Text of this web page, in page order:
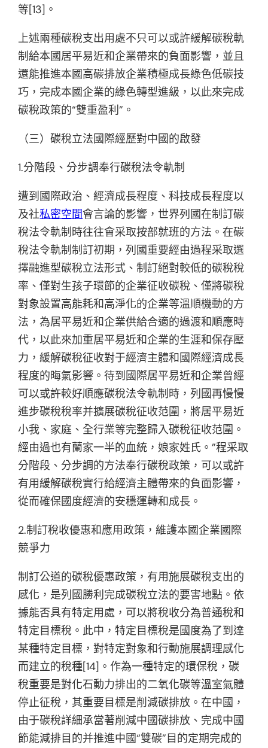
等[13]。
上述兩種碳稅支出用處不只可以或許緩解碳稅軌
制給本國居平易近和企業帶來的負面影響，並且
還能推進本國高碳排放企業積極成長綠色低碳技
巧，完成本國企業的綠色轉型進級，以此來完成
碳稅政策的“雙重盈利”。
（三）碳稅立法國際經歷對中國的啟發
1.分階段、分步調奉行碳稅法令軌制
遭到國際政治、經濟成長程度、科技成長程度以
及社私密空間會言論的影響，世界列國在制訂碳
稅法令軌制時往往會采取按部就班的方法。在碳
稅法令軌制制訂初期，列國重要經由過程采取選
擇融進型碳稅立法形式、制訂絕對較低的碳稅稅
率、僅對生孩子環節的企業征收碳稅、僅將碳稅
對象設置高能耗和高淨化的企業等溫順機動的方
法，為居平易近和企業供給合適的過渡和順應時
代，以此來加重居平易近和企業的生涯和保存壓
力，緩解碳稅征收對于經濟主體和國際經濟成長
程度的晦氣影響。待到國際居平易近和企業曾經
可以或許較好順應碳稅法令軌制時，列國再慢慢
進步碳稅稅率并擴展碳稅征收范圍，將居平易近
小我、家庭、全行業等完整歸入碳稅征收范圍。
經由過也有蘭家一半的血統，娘家姓氏。”程采取
分階段、分步調的方法奉行碳稅政策，可以或許
有用緩解碳稅實行給經濟主體帶來的負面影響，
從而確保國度經濟的安穩運轉和成長。
2.制訂稅收優惠和應用政策，維護本國企業國際
競爭力
制訂公道的碳稅優惠政策，有用施展碳稅支出的
感化，是列國勝利完成碳稅立法的要害地點。依
據能否具有特定用處，可以將稅收分為普通稅和
特定目標稅。此中，特定目標稅是國度為了到達
某種特定目標，對特定對象和行動施展調理感化
而建立的稅種[14]。作為一種特定的環保稅，碳
稅重要是對化石動力排出的二氧化碳等溫室氣體
停止征稅，其重要目標是削減碳排放。在中國，
由于碳稅詳細承當著削減中國碳排放、完成中國
節能減排目的并推進中國“雙碳”目的定期完成的